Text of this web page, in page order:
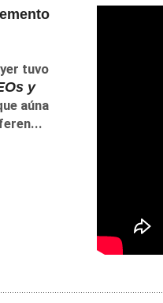
Javier Fernández
Aguado es uno de los
ética del poder, la
tuvo
y
aúna